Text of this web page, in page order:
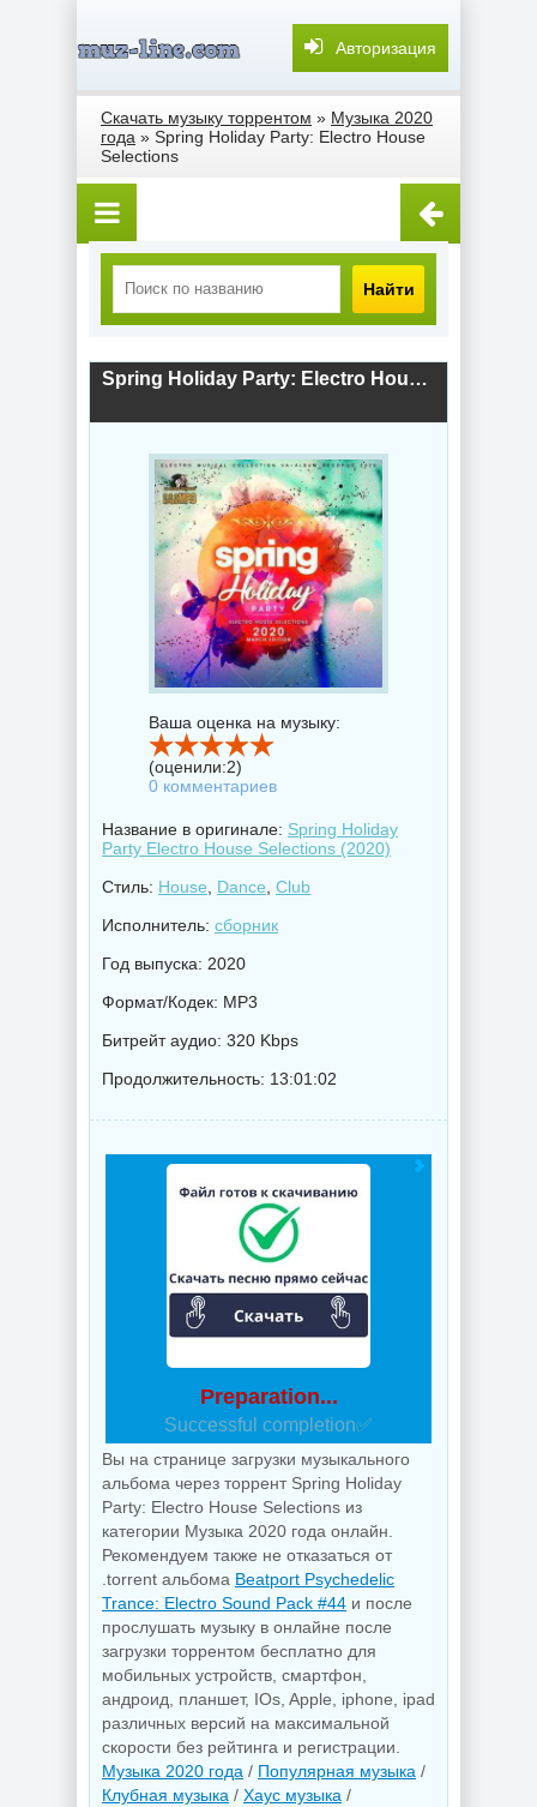
Авторизация
Скачать музыку торрентом » Музыка 2020
года » Spring Holiday Party: Electro House
Selections
Найти
Spring Holiday Party: Electro House Selections (2020) скачать торрент
Ваша оценка на музыку:
(оценили:2)
0 комментариев
Название в оригинале: Spring Holiday
Party Electro House Selections (2020)
Стиль: House Dance Club
Исполнитель: сборник
Год выпуска: 2020
Формат/Кодек: MP3
Битрейт аудио: 320 Kbps
Продолжительность: 13:01:02
Preparation...
Successful completion✅
Вы на странице загрузки музыкального
альбома через торрент Spring Holiday
Party: Electro House Selections из
категории Музыка 2020 года онлайн.
Рекомендуем также не отказаться от
.torrent альбома Beatport Psychedelic
Trance: Electro Sound Pack #44 и после
прослушать музыку в онлайне после
загрузки торрентом бесплатно для
мобильных устройств, смартфон,
андроид, планшет, IOs, Apple, iphone, ipad
различных версий на максимальной
скорости без рейтинга и регистрации.
Музыка 2020 года / Популярная музыка /
Клубная музыка / Хаус музыка /